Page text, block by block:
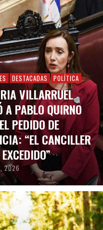
DESTACADAS POLÍTICA
VILLARRUEL
A PABLO QUIRNO
PEDIDO DE
“EL CANCILLER
2026